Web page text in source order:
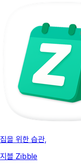
집을 위한 습관,
지블 Zibble